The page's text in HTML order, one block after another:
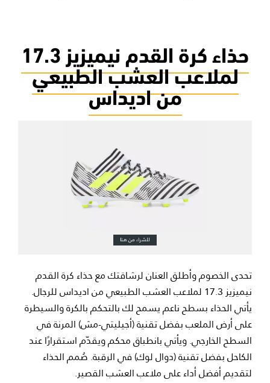
حذاء كرة القدم نيميزيز 17.3
لملاعب العشب الطبيعي
من اديداس
تحدى الخصوم وأطلق العنان لرشاقتك مع حذاء كرة القدم
نيميزيز 17.3 لملاعب العشب الطبيعي من اديداس للرجال.
يأتي الحذاء بسطح ناعم يسمح لك بالتحكم بالكرة والسيطرة
على أرض الملعب بفضل تقنية (أجيليتي-مش) المرنة في
السطح الخارجي. ويأتي بانطباق محكم ويقدّم استقرارًا عند
الكاحل بفضل تقنية (دوال لوك) في الرقبة. صُمم الحذاء
لتقديم أفضل أداء على ملاعب العشب القصير.